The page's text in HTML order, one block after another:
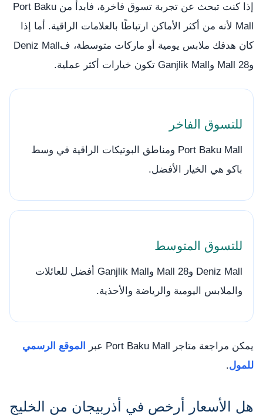
إذا كنت تبحث عن تجربة تسوق فاخرة، فابدأ من Port Baku
Mall لأنه من أكثر الأماكن ارتباطًا بالعلامات الراقية. أما إذا
كان هدفك ملابس يومية أو ماركات متوسطة، فDeniz Mall
و28 Mall وGanjlik Mall تكون خيارات أكثر عملية.
للتسوق الفاخر
Port Baku Mall ومناطق البوتيكات الراقية في وسط
باكو هي الخيار الأفضل.
للتسوق المتوسط
Deniz Mall و28 Mall وGanjlik Mall أفضل للعائلات
والملابس اليومية والرياضة والأحذية.
يمكن مراجعة متاجر Port Baku Mall عبر
الموقع الرسمي
للمول.
هل الأسعار أرخص في أذربيجان من الخليج